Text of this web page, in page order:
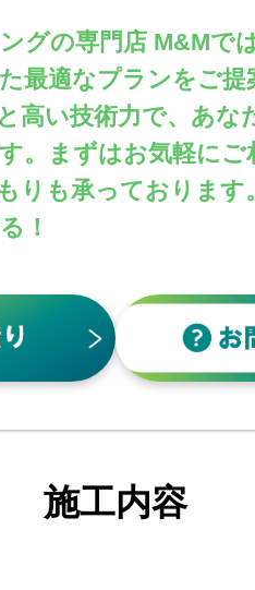
グの専門店 M&Mで
最適なプランをご提
高い技術力で、あな
。まずはお気軽にご
りも承っております
！
施工内容